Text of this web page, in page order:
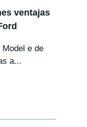
ventajas
e de
a...